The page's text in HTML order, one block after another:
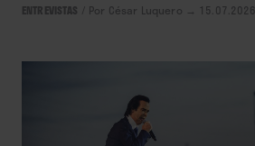
ENTREVISTAS Por César Luquero → 15.07.2026